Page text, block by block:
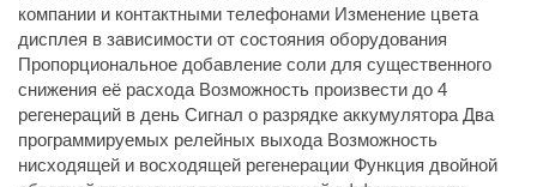
компании и контактными телефонами Изменение цвета
дисплея в зависимости от состояния оборудования
Пропорциональное добавление соли для существенного
снижения её расхода Возможность произвести до 4
регенераций в день Сигнал о разрядке аккумулятора Два
программируемых релейных выхода Возможность
нисходящей и восходящей регенерации Функция двойной